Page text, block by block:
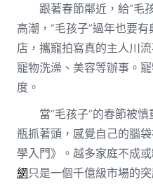
跟著春節鄰近，給“毛
高潮，“毛孩子”過年也要
店，攜寵拍寫真的主人川
寵物洗澡、美容等辦事。
度。
當“毛孩子”的春節被
瓶抓著頭，感覺自己的腦
學入門》。越多家庭不成
網只是一個千億級市場的